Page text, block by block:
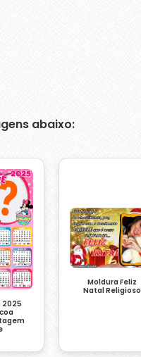
abaixo:
2025
Moldura Feliz
Natal Religioso